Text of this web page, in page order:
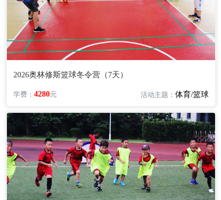
2026奥林修斯篮球冬令营（7天）
学费：4280元 活动主题： 体育/篮球